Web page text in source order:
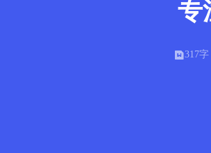
专
317字